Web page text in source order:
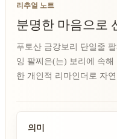
리추얼 노트
분명한 마음으로
푸토산 금강보리 단일줄
잉 팔찌은(는) 보리에 속
한 개인적 리마인더로 자
의미